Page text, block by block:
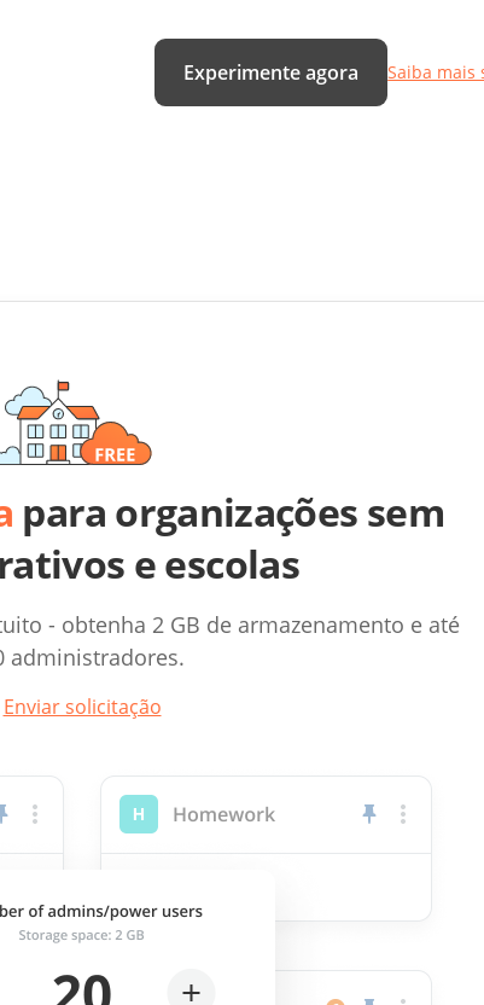
Experimente agora Saiba mais
para organizações sem
e escolas
- obtenha 2 GB de armazenamento e até
administradores.
Enviar solicitação